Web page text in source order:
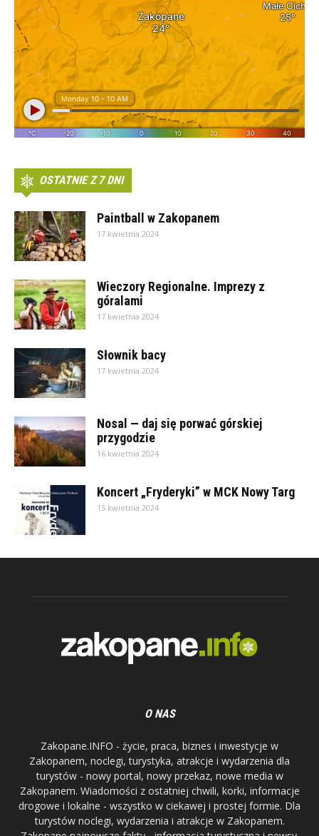
OSTATNIE Z 7 DNI
Paintball w Zakopanem
17 kwietnia 2024
Wieczory Regionalne. Imprezy z
góralami
17 kwietnia 2024
Słownik bacy
17 kwietnia 2024
Nosal — daj się porwać górskiej
przygodzie
16 kwietnia 2024
Koncert „Fryderyki” w MCK Nowy Targ
15 kwietnia 2024
O NAS
Zakopane.INFO - życie, praca, biznes i inwestycje w
Zakopanem, noclegi, turystyka, atrakcje i wydarzenia dla
turystów - nowy portal, nowy przekaz, nowe media w
Zakopanem. Wiadomości z ostatniej chwili, korki, informacje
drogowe i lokalne - wszystko w ciekawej i prostej formie. Dla
turystów noclegi, wydarzenia i atrakcje w Zakopanem.